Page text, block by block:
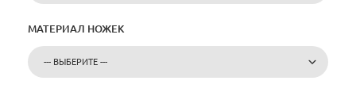
МАТЕРИАЛ НОЖЕК